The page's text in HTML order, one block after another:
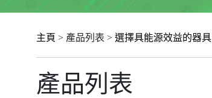
主頁 > 產品列表 > 選擇具能源效益的器具
產品列表